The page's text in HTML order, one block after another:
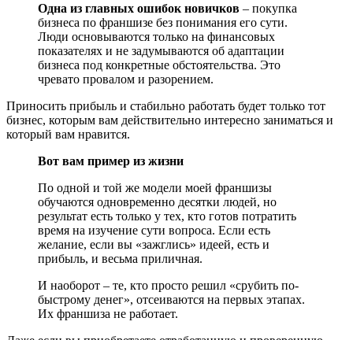
Одна из главных ошибок новичков – покупка
бизнеса по франшизе без понимания его сути.
Люди основываются только на финансовых
показателях и не задумываются об адаптации
бизнеса под конкретные обстоятельства. Это
чревато провалом и разорением.
Приносить прибыль и стабильно работать будет только тот
бизнес, которым вам действительно интересно заниматься и
который вам нравится.
Вот вам пример из жизни
По одной и той же модели моей франшизы
обучаются одновременно десятки людей, но
результат есть только у тех, кто готов потратить
время на изучение сути вопроса. Если есть
желание, если вы «зажглись» идеей, есть и
прибыль, и весьма приличная.
И наоборот – те, кто просто решил «срубить по-
быстрому денег», отсеиваются на первых этапах.
Их франшиза не работает.